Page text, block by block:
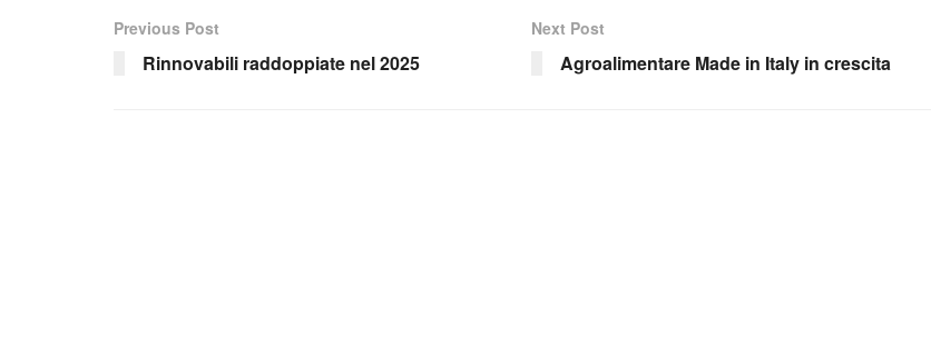
Previous Post
Rinnovabili raddoppiate nel 2025
Next Post
Agroalimentare Made in Italy in crescita